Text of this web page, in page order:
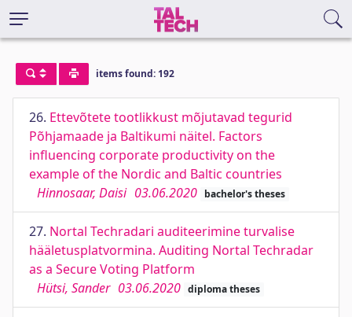
items found: 192
26. Ettevõtete tootlikkust mõjutavad tegurid
Põhjamaade ja Baltikumi näitel. Factors
influencing corporate productivity on the
example of the Nordic and Baltic countries
Hinnosaar, Daisi 03.06.2020 bachelor's theses
27. Nortal Techradari auditeerimine turvalise
hääletusplatvormina. Auditing Nortal Techradar
as a Secure Voting Platform
Hütsi, Sander 03.06.2020 diploma theses